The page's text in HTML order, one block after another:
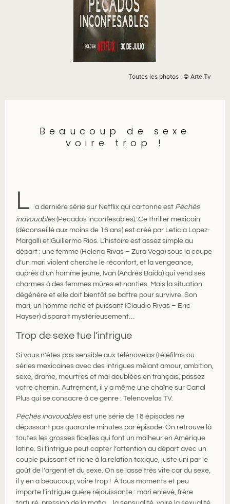
Toutes les photos : © Arte.Tv
Beaucoup de sexe
voire trop !
L a dernière série sur Netflix qui cartonne est Péchés
inavouables(Pecados inconfesables). Ce thriller mexicain
(déconseillé aux moins de 16 ans) est créé par Leticia Lopez-
Margalli et Guillermo Rios. L’histoire est assez simple au
départ : une femme (Helena Rivas – Zura Vega) sous la coupe
d’un mari violent cherche le réconfort, et la vengeance,
auprès d’un homme jeune, Ivan (Andrés Baida) qui vend ses
charmes à des femmes mûres et nanties. Mais la situation
dégénère et elle doit bientôt se battre pour survivre. Son
mari, un homme riche et puissant (Claudio Rivas – Eric
Hayser) disparait mystérieusement…
Trop de sexe tue l’intrigue
Si vous n’êtes pas sensible aux télénovelas (téléfilms ou
séries mexicaines avec des intrigues mêlant amour, ambition,
sexe, drame, meurtres et mal doublées en français, passez
votre chemin. Autrement, il y a même une chaîne sur Canal
Plus qui se consacre à ce genre : Telenovelas TV.
Péchés inavouablesest une série de 18 épisodes ne
dépassant pas quarante minutes par épisode. On retrouve là
toutes les grosses ficelles qui font un malheur en Amérique
latine. Si l’intrigue peut capter l’attention au départ avec un
couple puissant et riche à la relation toxique, juste uni par le
goût de l’argent et du sexe. On se lasse très vite car du sexe,
il y en a beaucoup, voire trop ! À tous moments et peu
importe l’intrigue guère réjouissante : mari enlevé, frère